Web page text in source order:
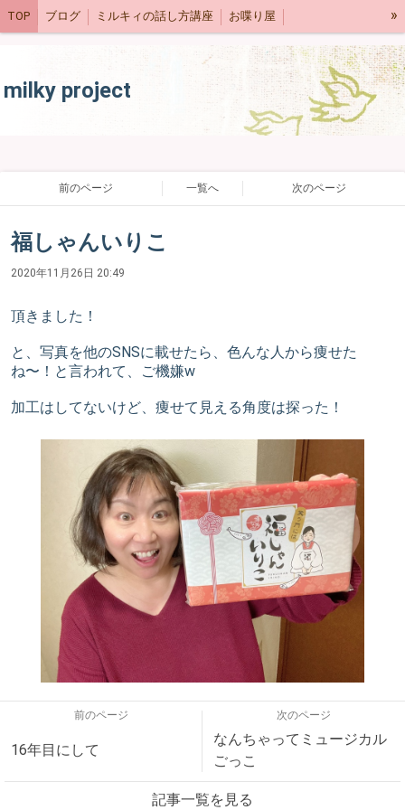
TOP ブログ ミルキィの話し方講座 お喋り屋 »
milky project
前のページ 一覧へ 次のページ
福しゃんいりこ
2020年11月26日 20:49
頂きました！
と、写真を他のSNSに載せたら、色んな人から痩せた
ね〜！と言われて、ご機嫌w
加工はしてないけど、痩せて見える角度は探った！
前のページ
16年目にして
次のページ
なんちゃってミュージカル
ごっこ
記事一覧を見る